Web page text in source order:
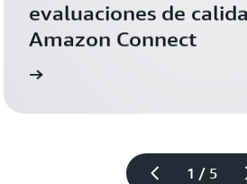
1 / 5
evaluaciones de
Amazon Connect